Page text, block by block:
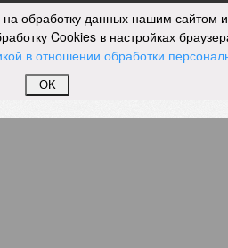
в Петербурге (фото:
обработку данных нашим сайтом
Cookies в настройках
в отношении обработки
OK